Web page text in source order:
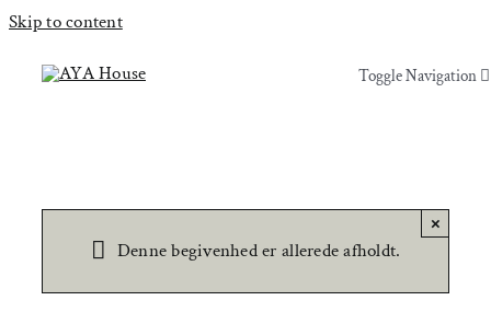
Skip to content
Toggle Navigation
Events
Toggle Navigation
Behandling
Denne begivenhed er allerede afholdt.
×